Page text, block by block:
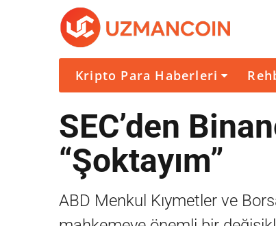
Kripto Para Haberleri
SEC’den
“Şoktayım”
ABD Menkul Kıymetler ve